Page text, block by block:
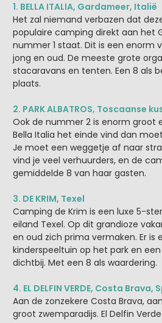
1. BELLA ITALIA, Gardameer, Italië
Het zal niemand verbazen dat
populaire camping direkt aan het
nummer 1 staat. Dit is een enorm
jong en oud. De meeste grote
stacaravans en tenten. Een 8 als
plaats.
2. PARK ALBATROS, Toscaanse
Ook de nummer 2 is enorm groot
Bella Italia het einde vind dan
Je moet een weggetje af naar
vind je veel verhuurders, en de
gemiddelde 8 van haar gasten.
3. DE KRIM, Texel
Camping de Krim is een luxe 5-
eiland Texel. Op dit grandioze
en oud zich prima vermaken. Er is
kinderspeeltuin op het park en
dichtbij. Met een 8 als waardering.
4. EL DELFIN VERDE, Costa Brava,
Aan de zonzekere Costa Brava,
groot zwemparadijs. El Delfin